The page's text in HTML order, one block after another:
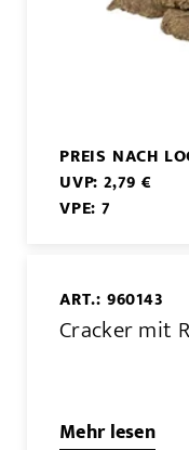
PREIS NACH
UVP: 2,79 €
VPE: 7
ART.: 960143
Cracker mit
Mehr lesen